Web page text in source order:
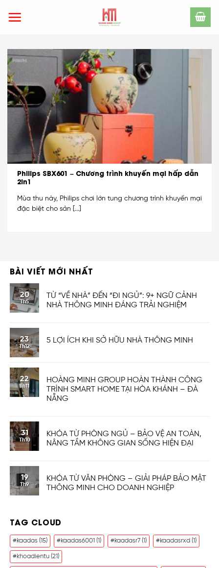
Philips SBX601 – Chương trình khuyến mại hấp dẫn
2in1
Mùa thu này, Philips chơi lớn tung chương trình khuyến mại
đặc biệt cho sản [...]
BÀI VIẾT MỚI NHẤT
20
Th5
TỪ “VỀ NHÀ” ĐẾN “ĐI NGỦ”: 9+ NGỮ CẢNH
NHÀ THÔNG MINH ĐÁNG TRẢI NGHIỆM
23
Th12
5 LỢI ÍCH KHI SỞ HỮU NHÀ THÔNG MINH
22
Th11
HOÀNG MINH GROUP HOÀN THÀNH CÔNG
TRÌNH SMART HOME TẠI HÒA KHÁNH – ĐÀ
NẴNG
31
Th10
KHÓA TỪ PHÒNG NGỦ – BẢO VỆ AN TOÀN,
NÂNG TẦM KHÔNG GIAN SỐNG HIỆN ĐẠI
19
Th9
KHÓA TỪ VĂN PHÒNG – GIẢI PHÁP BẢO MẬT
THÔNG MINH CHO DOANH NGHIỆP
TAG CLOUD
#kaadas (15) #kaadas6001 (1) #kaadasr7 (1) #kaadasrxd (1)
#khoadientu (21)